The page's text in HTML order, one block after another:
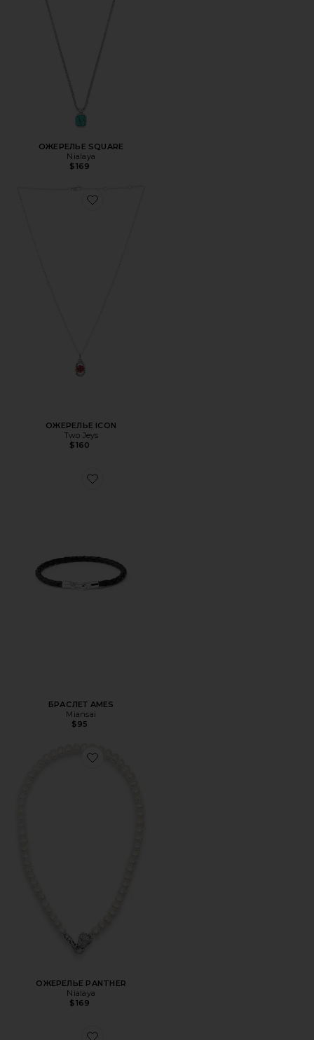
ОЖЕРЕЛЬЕ SQUARE
Nialaya
$169
Favorite ОЖЕРЕЛЬЕ ICON
ОЖЕРЕЛЬЕ ICON
Two Jeys
$160
Favorite БРАСЛЕТ AMES
БРАСЛЕТ AMES
Miansai
$95
Favorite ОЖЕРЕЛЬЕ PANTHER
ОЖЕРЕЛЬЕ PANTHER
Nialaya
$169